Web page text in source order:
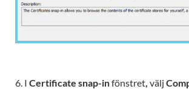
6. I Certificate snap-infönstret välj